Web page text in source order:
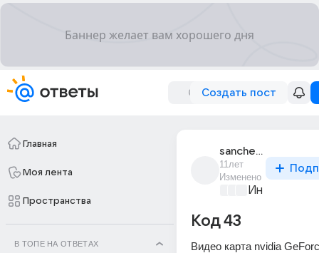
Создать пост
Главная
Моя лента
Пространства
В ТОПЕ НА ОТВЕТАХ
sanchez_batraev
11лет
Изменено
Код 43
Видео карта nvidia